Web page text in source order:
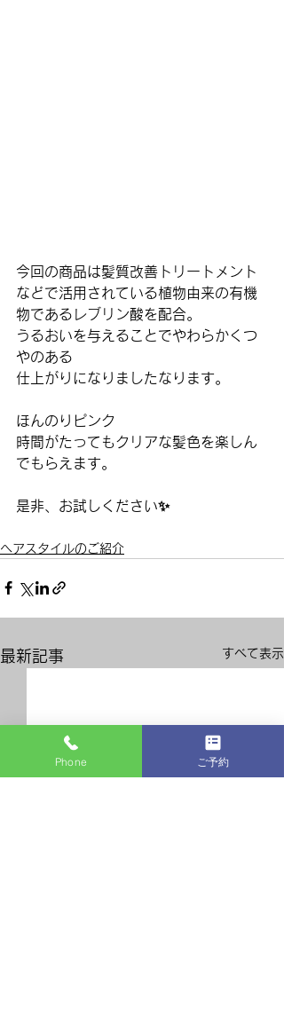
今回の商品は髪質改善トリートメント
などで活用されている植物由来の有機
物であるレブリン酸を配合。
うるおいを与えることでやわらかくつ
やのある
仕上がりになりましたなります。
ほんのりピンク
時間がたってもクリアな髪色を楽しん
でもらえます。
是非、お試しください✨
ヘアスタイルのご紹介
最新記事 すべて表示
Phone ご予約